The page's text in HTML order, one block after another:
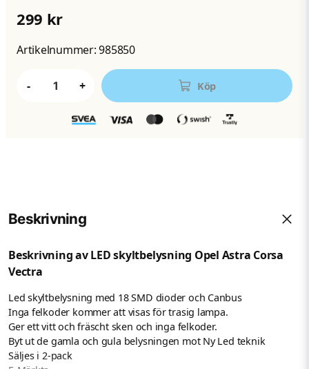
299 kr
Artikelnummer:985850
- + Köp
Beskrivning
Beskrivning av LED skyltbelysning Opel Astra Corsa
Vectra
Led skyltbelysning med 18 SMD dioder och Canbus
Inga felkoder kommer att visas för trasig lampa.
Ger ett vitt och fräscht sken och inga felkoder.
Byt ut de gamla och gula belysningen mot Ny Led teknik
Säljes i 2-pack